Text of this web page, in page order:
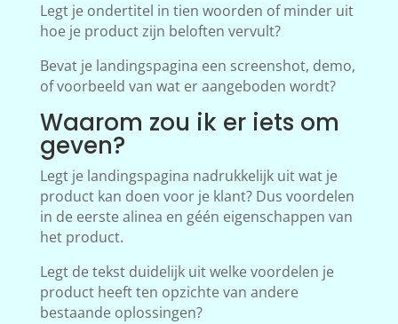
Legt je ondertitel in tien woorden of minder uit
hoe je product zijn beloften vervult?
Bevat je landingspagina een screenshot, demo,
of voorbeeld van wat er aangeboden wordt?
Waarom zou ik er iets om
geven?
Legt je landingspagina nadrukkelijk uit wat je
product kan doen voor je klant? Dus voordelen
in de eerste alinea en géén eigenschappen van
het product.
Legt de tekst duidelijk uit welke voordelen je
product heeft ten opzichte van andere
bestaande oplossingen?